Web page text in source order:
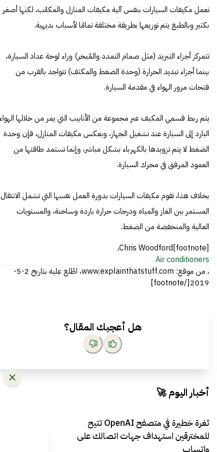
تعمل مكيفات السيارات بنفس آلية مكيفات المنازل والمكاتب، لكنها أصغر
بكثير وبالطبع يتم توزيعها بطريقة مختلفة تمامًا لأسباب بديهية.
تتمركز أجزاء التبريد (مثل صمام التمدد والمُبخر) وراء لوحة عداد السيارة،
بينما أجزاء تبديد الحرارة (وحدة الضغط والمكثف) تتواجد بالقرب من
فتحات مرور الهواء في مقدمة السيارة.
يتم ربط قسمي المكيف عبر مجموعة من الأنابيب التي يمر من خلالها
البارد إلى السيارة عند تشغيل الجهاز، وبعكس مكيفات المنازل، فإن وحدة
الضغط لا يتم تزويدها بالكهرباء بشكل مباشر، وإنما تستمد طاقتها من
العمود المرفق في محرك السيارة.
بخلاف هذا، تقوم مكيفات السيارات بدورة العمل نفسها التي تشمل الانتقال
المستمر بين الغاز والمياه ودرجات حرارة باردة وساخنة، والمستويات
العالية والمنخفضة من الضغط.
[footnote]Chris Woodford،
Air conditioners
، من موقع: www.explainthatstuff.com، اطّلع عليه بتاريخ 2-5-
2019[/footnote]
هل أعجبك المقال؟
أخبار اليوم 🚀
ثغرة خطيرة في متصفح OpenAI تتيح
للمخترقين استهداف جهات اتصالك على
واتساب